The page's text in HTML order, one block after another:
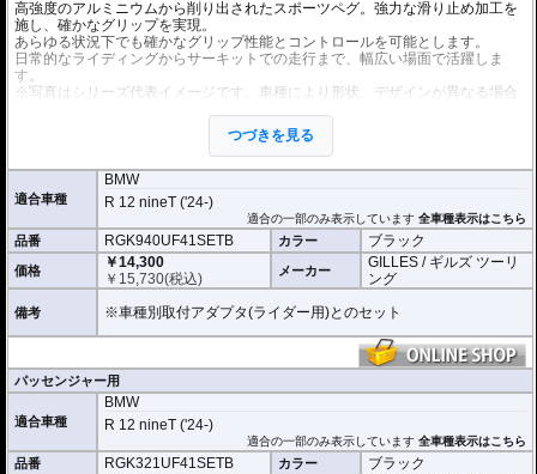
高強度のアルミニウムから削り出されたスポーツペグ。強力な滑り止め加工を
施し、確かなグリップを実現。
あらゆる状況下でも確かなグリップ性能とコントロールを可能とします。
日常的なライディングからサーキットでの走行まで、幅広い場面で活躍しま
す。
※写真はシリーズ代表イメージです。車種により形状、デザインが異なる場合
オプションの拡張キットを使用することにより、ペグ位置を24ポジションから
ライディングスタイルに合わせて調整が可能になります。
つづきを見る
適合車種
BMW
R 12 nineT ('24-)
適合の一部のみ表示しています全車種表示はこちら
品番 RGK940UF41SETB カラー ブラック
価格
￥14,300
￥ 15,730(税込) メーカー
GILLES / ギルズ ツーリ
ング
備考 ※車種別取付アダプタ(ライダー用)とのセット
パッセンジャー用
適合車種
BMW
R 12 nineT ('24-)
適合の一部のみ表示しています全車種表示はこちら
品番 RGK321UF41SETB カラー ブラック